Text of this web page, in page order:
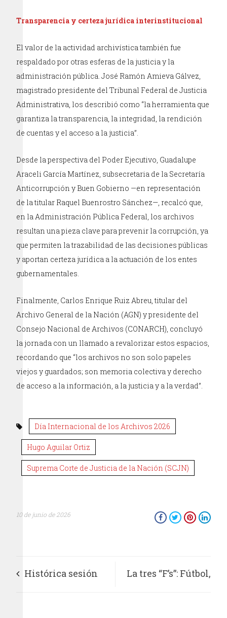
Transparencia y certeza jurídica interinstitucional
El valor de la actividad archivística también fue
respaldado por otras esferas de la justicia y la
administración pública. José Ramón Amieva Gálvez,
magistrado presidente del Tribunal Federal de Justicia
Administrativa, los describió como “la herramienta que
garantiza la transparencia, la integridad, la rendición
de cuentas y el acceso a la justicia”.
Desde la perspectiva del Poder Ejecutivo, Guadalupe
Araceli García Martínez, subsecretaria de la Secretaría
Anticorrupción y Buen Gobierno —en representación
de la titular Raquel Buenrostro Sánchez—, recalcó que,
en la Administración Pública Federal, los archivos
resultan una pieza clave para prevenir la corrupción, ya
que permiten la trazabilidad de las decisiones públicas
y aportan certeza jurídica a la actuación de los entes
gubernamentales.
Finalmente, Carlos Enrique Ruiz Abreu, titular del
Archivo General de la Nación (AGN) y presidente del
Consejo Nacional de Archivos (CONARCH), concluyó
la jornada con un llamado a revalorizar estos espacios,
recordando que “los archivos no son solo papeles
viejos y guardados; son memoria colectiva y derecho
de acceso a la información, a la justicia y a la verdad”.
Día Internacional de los Archivos 2026
Hugo Aguilar Ortiz
Suprema Corte de Justicia de la Nación (SCJN)
10 de junio de 2026
Histórica sesión La tres “F’s”: Fútbol,